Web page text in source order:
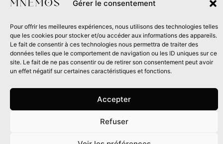
Gérer le consentement
Pour offrir les meilleures expériences, nous utilisons des technologies telles
que les cookies pour stocker et/ou accéder aux informations des appareils.
Le fait de consentir à ces technologies nous permettra de traiter des
données telles que le comportement de navigation ou les ID uniques sur ce
site. Le fait de ne pas consentir ou de retirer son consentement peut avoir
un effet négatif sur certaines caractéristiques et fonctions.
Accepter
Refuser
Maison d’édition soutenue par la DRAC Auvergne-Rhône-
Alpes et la Région Auvergne-Rhône-Alpes dans le cadre du
Contrat de filière Livre 2024